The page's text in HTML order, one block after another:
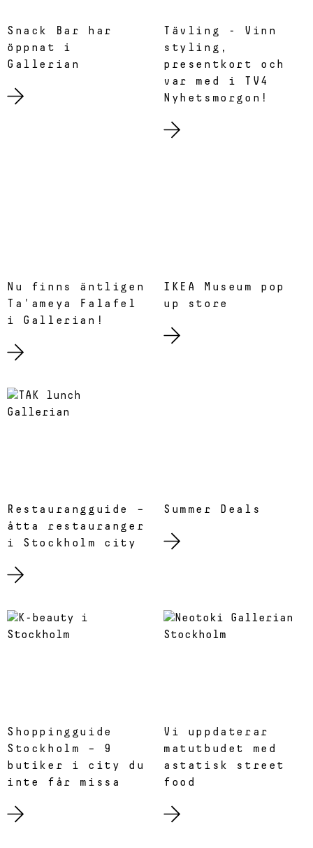
Snack Bar har
öppnat i
Gallerian
Tävling - Vinn
styling,
presentkort och
var med i TV4
Nyhetsmorgon!
Nu finns äntligen
Ta'ameya Falafel
i Gallerian!
IKEA Museum pop
up store
Restaurangguide –
åtta restauranger
i Stockholm city
Summer Deals
Shoppingguide
Stockholm – 9
butiker i city du
inte får missa
Vi uppdaterar
matutbudet med
astatisk street
food